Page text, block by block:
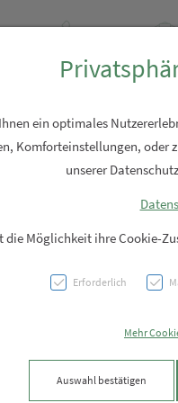
ein optimales
Komforteinstellungen, oder
unserer
die Möglichkeit ihre Cookie-
Erforderlich
Mehr
Auswahl bestätigen